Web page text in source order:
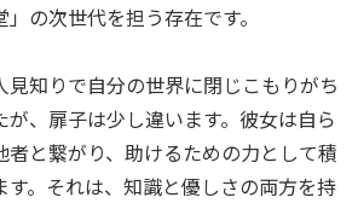
の次世代を担う存在です。
見知りで自分の世界に閉じこもりがち
、扉子は少し違います。彼女は自ら
者と繋がり、助けるための力として積
。それは、知識と優しさの両方を持